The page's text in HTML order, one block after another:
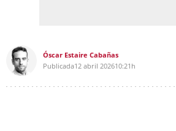
Óscar Estaire Cabañas
Publicada12 abril 202610:21h